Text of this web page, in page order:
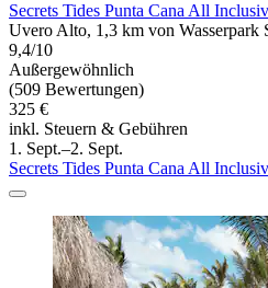
Secrets Tides Punta Cana All
Uvero Alto, 1,3 km von Wasserpark
9,4/10
Außergewöhnlich
(509 Bewertungen)
325 €
inkl. Steuern & Gebühren
1. Sept.–2. Sept.
Secrets Tides Punta Cana All